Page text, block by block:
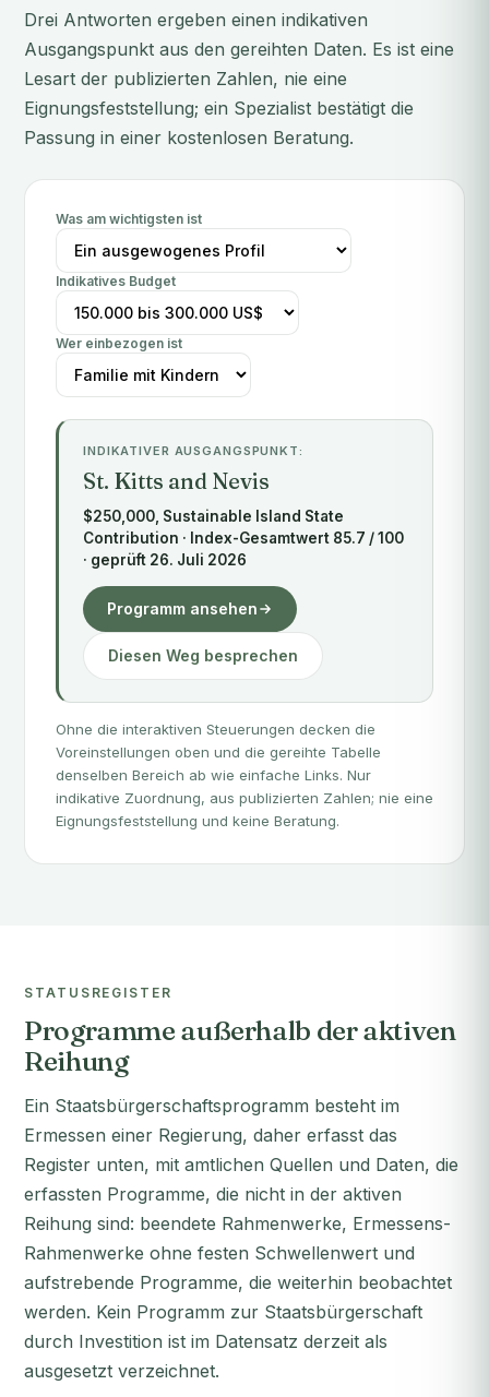
Drei Antworten ergeben einen indikativen
Ausgangspunkt aus den gereihten Daten. Es ist eine
Lesart der publizierten Zahlen, nie eine
Eignungsfeststellung; ein Spezialist bestätigt die
Passung in einer kostenlosen Beratung.
Was am wichtigsten ist
Indikatives Budget
Wer einbezogen ist
INDIKATIVER AUSGANGSPUNKT:
St. Kitts and Nevis
$250,000, Sustainable Island State
Contribution · Index-Gesamtwert 85.7 / 100
· geprüft 26. Juli 2026
Programm ansehen
Diesen Weg besprechen
Ohne die interaktiven Steuerungen decken die
Voreinstellungen oben und die gereihte Tabelle
denselben Bereich ab wie einfache Links. Nur
indikative Zuordnung, aus publizierten Zahlen; nie eine
Eignungsfeststellung und keine Beratung.
STATUSREGISTER
Programme außerhalb der aktiven
Reihung
Ein Staatsbürgerschaftsprogramm besteht im
Ermessen einer Regierung, daher erfasst das
Register unten, mit amtlichen Quellen und Daten, die
erfassten Programme, die nicht in der aktiven
Reihung sind: beendete Rahmenwerke, Ermessens-
Rahmenwerke ohne festen Schwellenwert und
aufstrebende Programme, die weiterhin beobachtet
werden. Kein Programm zur Staatsbürgerschaft
durch Investition ist im Datensatz derzeit als
ausgesetzt verzeichnet.